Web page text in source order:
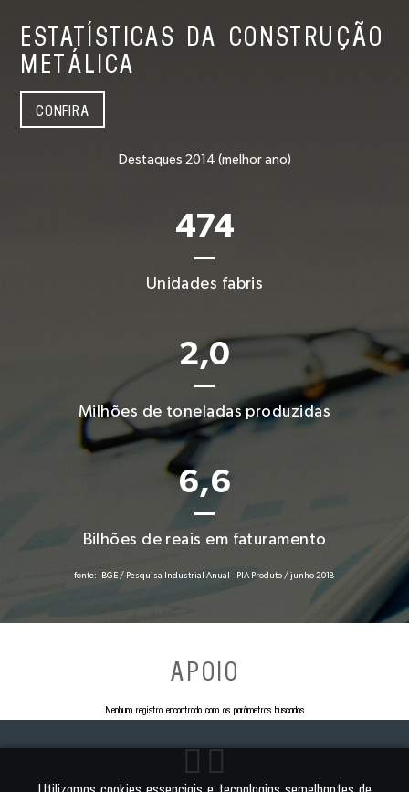
ESTATÍSTICAS DA CONSTRUÇÃO
METÁLICA
CONFIRA
Destaques 2014 (melhor ano)
474
Unidades fabris
2,0
Milhões de toneladas produzidas
6,6
Bilhões de reais em faturamento
fonte: IBGE / Pesquisa Industrial Anual - PIA Produto / junho 2018
APOIO
Nenhum registro encontrado com os parâmetros buscados